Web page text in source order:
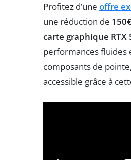
Profitez d’une offre
une réduction de
carte graphique RTX
performances fluides
composants de
accessible grâce à